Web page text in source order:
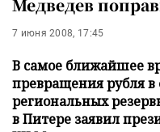
Медведев
7 июня 2008, 17:45
В самое ближайшее
превращения рубля
региональных
в Питере заявил